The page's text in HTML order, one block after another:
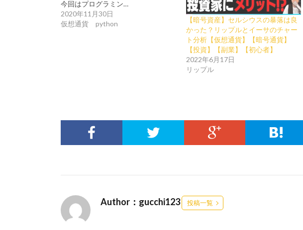
今回はプログラミン…
2020年11月30日
仮想通貨 python
【暗号資産】セルシウスの暴落は良
かった？リップルとイーサのチャー
ト分析【仮想通貨】【暗号通貨】
【投資】【副業】【初心者】
2022年6月17日
リップル
Author：gucchi123 投稿一覧